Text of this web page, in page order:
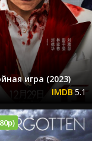
игра (2023)
5.1